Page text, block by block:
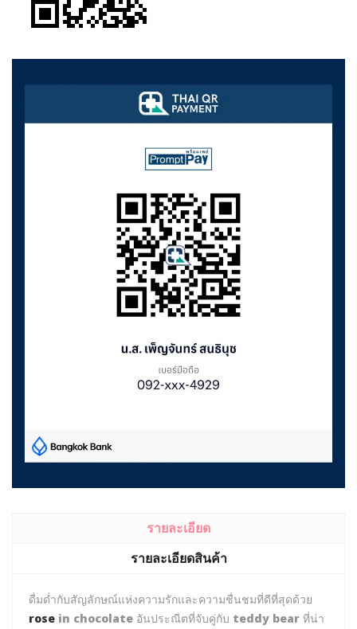
รายละเอียด
รายละเอียดสินค้า
ดื่มด่ำกับสัญลักษณ์แห่งความรักและความชื่นชมที่ดีที่สุดด้วย
rose in chocolate อันประณีตที่จับคู่กับ teddy bear ที่น่า